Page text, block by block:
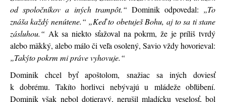
od spoločníkov a iných trampôt.“ Dominik odpovedal: „To
znáša každý nenútene.“ „Keď to obetuješ Bohu, aj to sa ti stane
zásluhou.“ Ak sa niekto sťažoval na pokrm, že je príliš tvrdý
alebo mäkký, alebo málo či veľa osolený, Savio vždy hovorieval:
„Takýto pokrm mi práve vyhovuje.“
Dominik chcel byť apoštolom, snažiac sa iných doviesť
k dobrému. Takíto horlivci nebývajú u mládeže obľúbení.
Dominik však nebol dotieravý, nerušil mladícku veselosť, bol